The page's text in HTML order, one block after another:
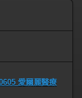
愛爾麗醫療